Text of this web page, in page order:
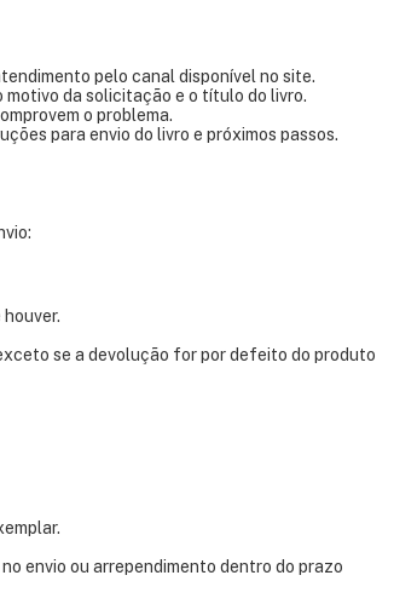
pelo canal disponível no site.
motivo da solicitação e o título do livro.
o problema.
para envio do livro e próximos passos.
se a devolução for por defeito do produto
envio ou arrependimento dentro do prazo